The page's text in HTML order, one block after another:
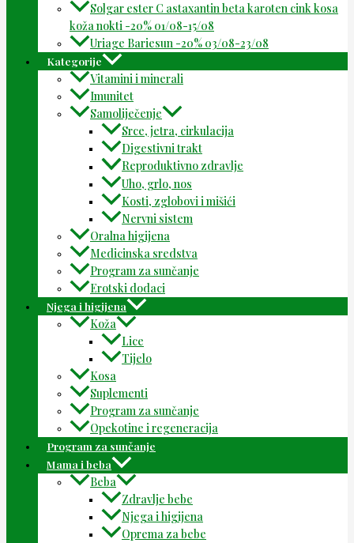
Solgar ester C astaxantin beta karoten cink kosa
koža nokti -20% 01/08-15/08
Uriage Bariesun -20% 03/08-23/08
Kategorije
Vitamini i minerali
Imunitet
Samoliječenje
Srce, jetra, cirkulacija
Digestivni trakt
Reproduktivno zdravlje
Uho, grlo, nos
Kosti, zglobovi i mišići
Nervni sistem
Oralna higijena
Medicinska sredstva
Program za sunčanje
Erotski dodaci
Njega i higijena
Koža
Lice
Tijelo
Kosa
Suplementi
Program za sunčanje
Opekotine i regeneracija
Program za sunčanje
Mama i beba
Beba
Zdravlje bebe
Njega i higijena
Oprema za bebe